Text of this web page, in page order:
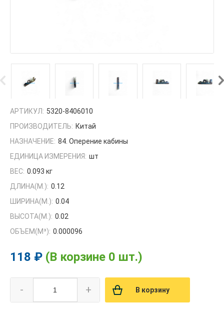
АРТИКУЛ: 5320-8406010
ПРОИЗВОДИТЕЛЬ: Китай
НАЗНАЧЕНИЕ: 84. Оперение кабины
ЕДИНИЦА ИЗМЕРЕНИЯ: шт
ВЕС: 0.093 кг
ДЛИНА(М.): 0.12
ШИРИНА(М.): 0.04
ВЫСОТА(М.): 0.02
ОБЪЕМ(M³): 0.000096
118 ₽ (В корзине 0 шт.)
- + В корзину